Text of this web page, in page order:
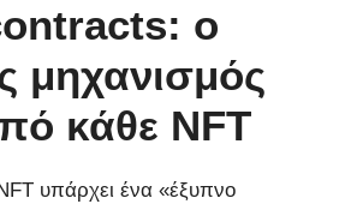
ο
μηχανισμός
κάθε NFT
υπάρχει ένα «έξυπνο